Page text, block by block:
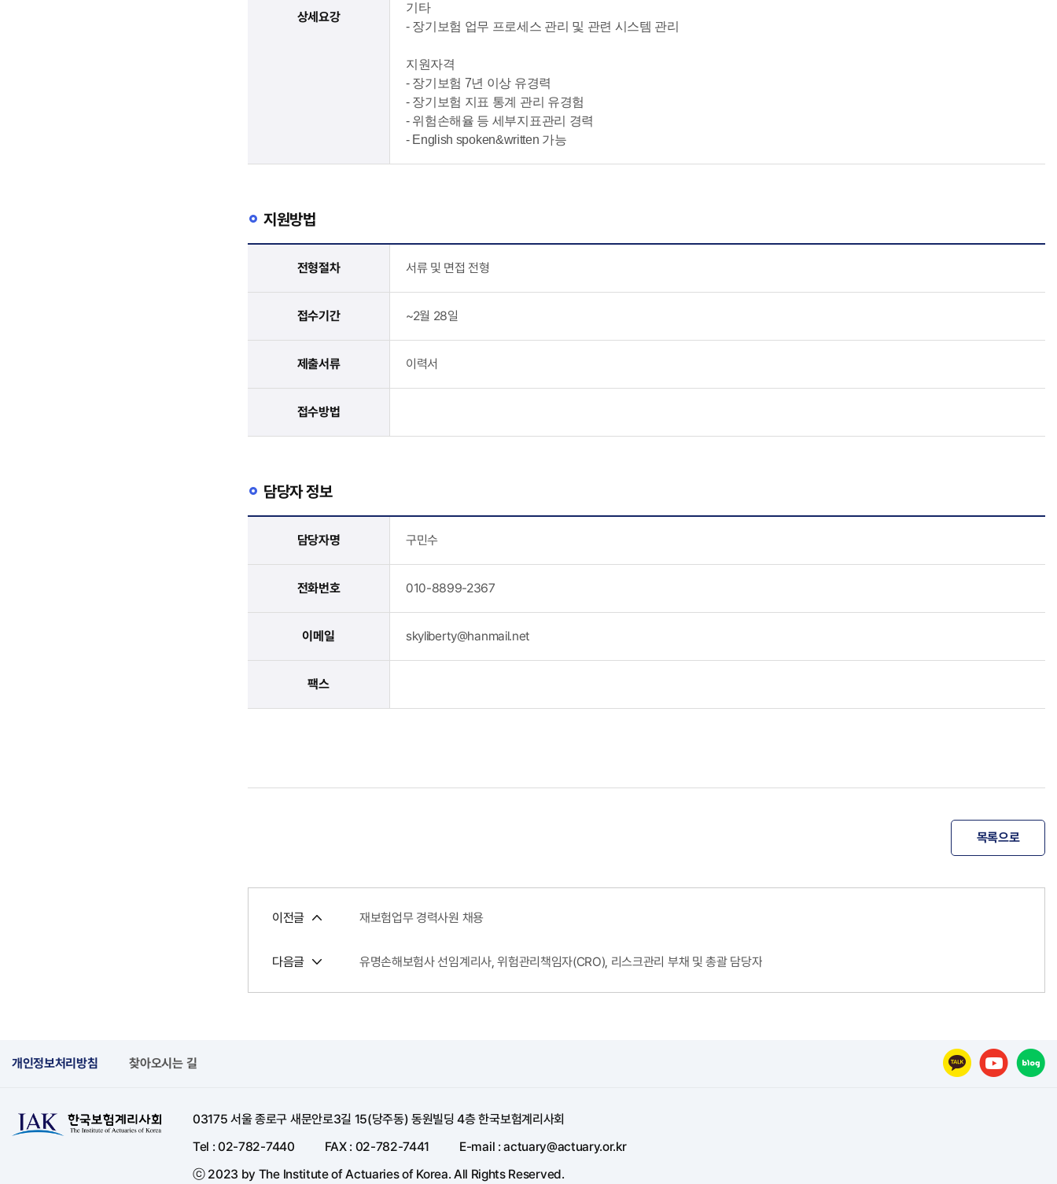
상세요강
기타
- 장기보험 업무 프로세스 관리 및 관련 시스템 관리
지원자격
- 장기보험 7년 이상 유경력
- 장기보험 지표 통계 관리 유경험
- 위험손해율 등 세부지표관리 경력
- English spoken&written 가능
지원방법
전형절차 서류 및 면접 전형
접수기간 ~2월 28일
제출서류 이력서
접수방법
담당자 정보
담당자명 구민수
전화번호 010-8899-2367
이메일 skyliberty@hanmail.net
팩스
목록으로
이전글 재보험업무 경력사원 채용
다음글 유명손해보험사 선임계리사, 위험관리책임자(CRO), 리스크관리 부채 및 총괄 담당자
개인정보처리방침 찾아오시는 길
03175 서울 종로구 새문안로3길 15(당주동) 동원빌딩 4층 한국보험계리사회
Tel : 02-782-7440
FAX : 02-782-7441
E-mail : actuary@actuary.or.kr
ⓒ 2023 by The Institute of Actuaries of Korea. All Rights Reserved.